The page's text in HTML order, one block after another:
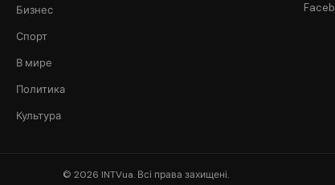
Бизнес
Спорт
В мире
Политика
Культура
© 2026 INTVua. Всі права захищені.